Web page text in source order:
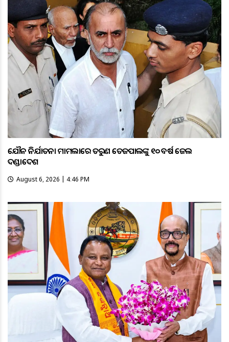
ଯୌନ ନିର୍ଯାତନା ମାମଲାରେ ତରୁଣ ତେଜପାଲଙ୍କୁ ୧୦ ବର୍ଷ ଜେଲ
ଦଣ୍ଡାଦେଶ
August 6, 2026 | 4:46 PM